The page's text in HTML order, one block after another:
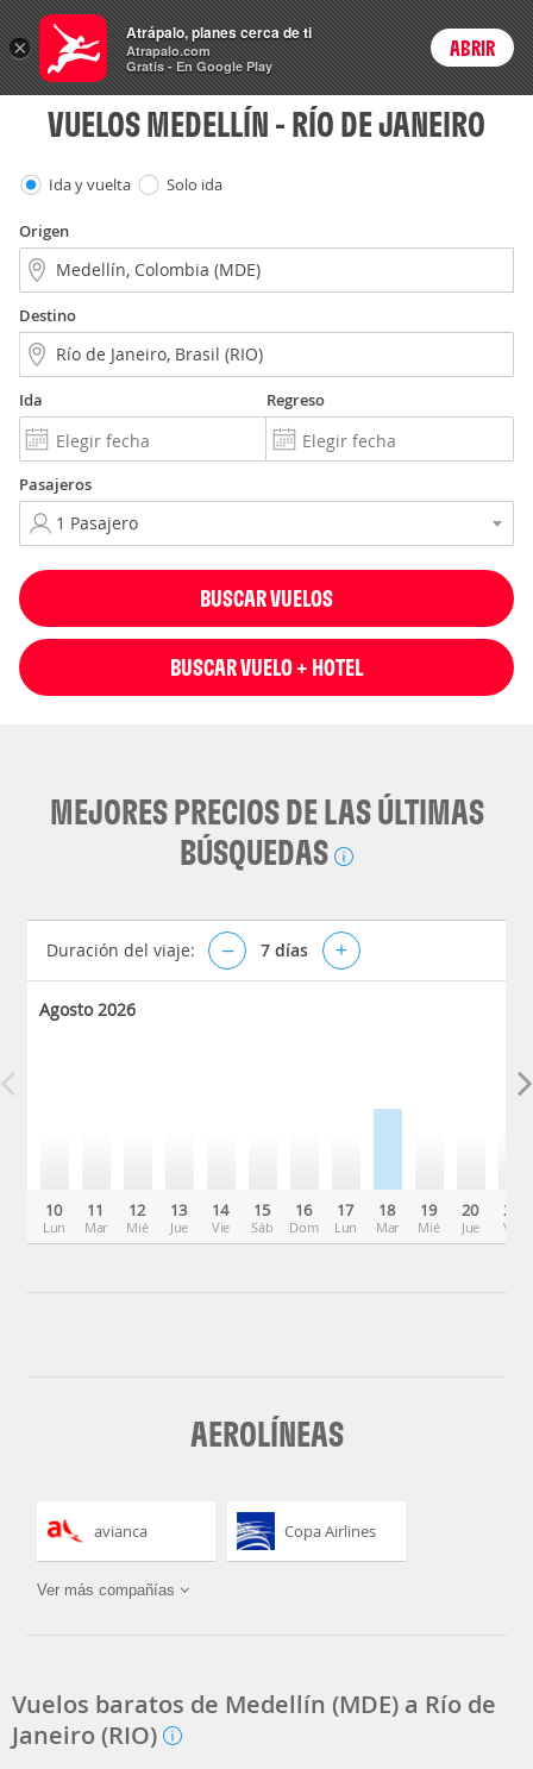
Vuelos Login
VUELOS MEDELLÍN - RÍO DE JANEIRO
Ida y vuelta Solo ida
Origen
Destino
Ida Regreso
Pasajeros
BUSCAR VUELOS
BUSCAR VUELO + HOTEL
MEJORES PRECIOS DE LAS ÚLTIMAS
BÚSQUEDAS
Duración del viaje: – 7 días +
Agosto 2026
10
Lun
11
Mar
12
Mié
13
Jue
14
Vie
15
Sáb
16
Dom
17
Lun
18
Mar
19
Mié
20
Jue
21
Vie
AEROLÍNEAS
avianca Copa Airlines
Gol
Ver más compañías
Vuelos baratos de Medellín (MDE) a Río de
Janeiro (RIO)
×
Atrápalo, planes cerca de ti
Atrapalo.com
Gratis - En Google Play
ABRIR